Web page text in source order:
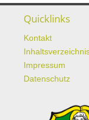
Quicklinks
Kontakt
Impressum
Datenschutz